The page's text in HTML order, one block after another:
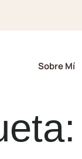
Sobre Mí